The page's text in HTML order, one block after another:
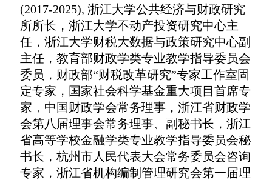
(2017-2025), 浙江大学公共经济与财政研究
所所长，浙江大学不动产投资研究中心主
任，浙江大学财税大数据与政策研究中心副
主任，教育部财政学类专业教学指导委员会
委员，财政部“财税改革研究”专家工作室固
定专家， 国家社会科学基金重大项目首席专
家 ， 中国财政学会常务理事，浙江省财政学
会第八届理事会常务理事、副秘书长，浙江
省高等学校金融学类专业教学指导委员会秘
书长，杭州市人民代表大会常务委员会咨询
专家，浙江省机构编制管理研究会第一届理